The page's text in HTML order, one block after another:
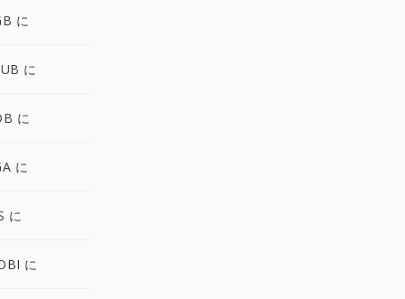
に
に
に
に
に
に